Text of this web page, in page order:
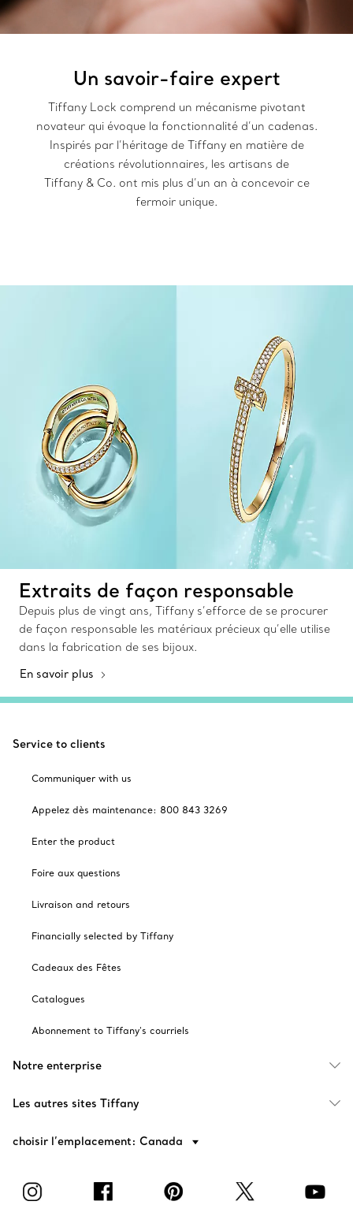
Un savoir-faire expert
Tiffany Lock comprend un mécanisme pivotant
novateur qui évoque la fonctionnalité d’un cadenas.
Inspirés par l’héritage de Tiffany en matière de
créations révolutionnaires, les artisans de
Tiffany & Co. ont mis plus d’un an à concevoir ce
fermoir unique.
Extraits de façon responsable
Depuis plus de vingt ans, Tiffany s’efforce de se procurer
de façon responsable les matériaux précieux qu’elle utilise
dans la fabrication de ses bijoux.
En savoir plus
Service to clients
Communiquer with us
Appelez dès maintenance: 800 843 3269
Enter the product
Foire aux questions
Livraison and retours
Financially selected by Tiffany
Cadeaux des Fêtes
Catalogues
Abonnement to Tiffany's courriels
Notre enterprise
Les autres sites Tiffany
choisir l’emplacement: Canada